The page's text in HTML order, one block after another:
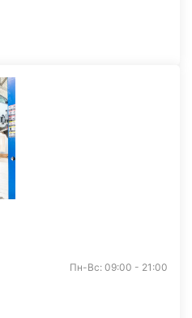
Пн-Вс: 09:00 - 21:00